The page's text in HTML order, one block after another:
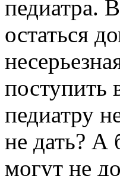
педиатра.
остаться
поступить
педиатру
не дать? А
могут не